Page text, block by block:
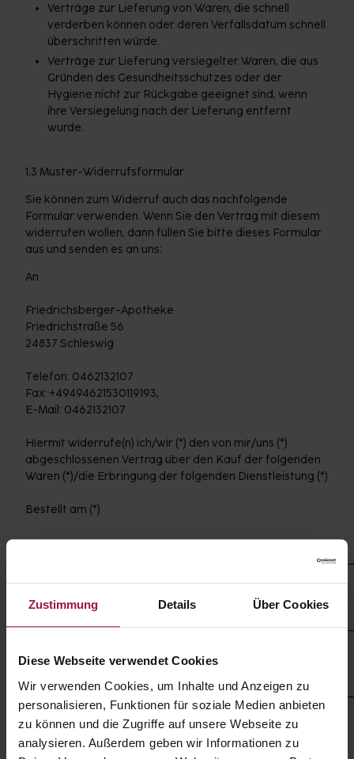
Zustimmung Details Über Cookies
Diese Webseite verwendet Cookies
Wir verwenden Cookies, um Inhalte und Anzeigen zu
personalisieren, Funktionen für soziale Medien anbieten
zu können und die Zugriffe auf unsere Webseite zu
analysieren. Außerdem geben wir Informationen zu
Verträge zur Lieferung von Waren, die schnell
verderben können oder deren Verfallsdatum schnell
überschritten würde.
Verträge zur Lieferung versiegelter Waren, die aus
Gründen des Gesundheitsschutzes oder der
Hygiene nicht zur Rückgabe geeignet sind, wenn
ihre Versiegelung nach der Lieferung entfernt
wurde.
1.3 Muster-Widerrufsformular
Sie können zum Widerruf auch das nachfolgende
Formular verwenden. Wenn Sie den Vertrag mit diesem
widerrufen wollen, dann füllen Sie bitte dieses Formular
aus und senden es an uns:
An
Friedrichsberger-Apotheke
Friedrichstraße 56
24837 Schleswig
Telefon: 0462132107
Fax: +49494621530119193,
E-Mail: 0462132107
Hiermit widerrufe(n) ich/wir (*) den von mir/uns (*)
abgeschlossenen Vertrag über den Kauf der folgenden
Waren (*)/die Erbringung der folgenden Dienstleistung (*)
Bestellt am (*)
Anschrift des/der Verbraucher(s)